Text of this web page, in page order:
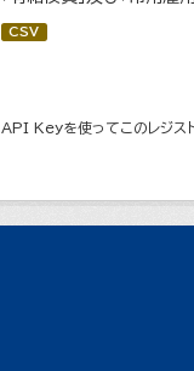
CSV
API Keyを使ってこのレジス